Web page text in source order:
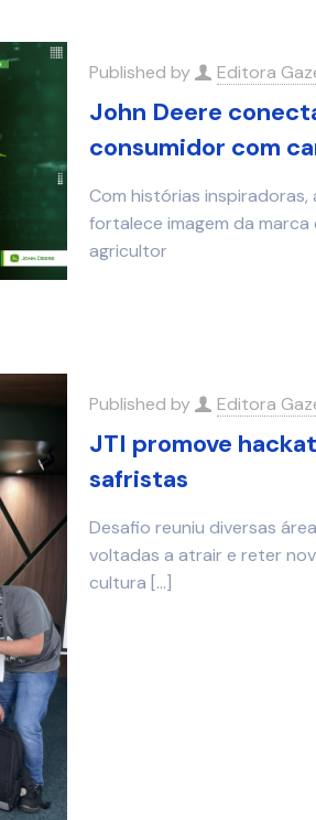
Published by Editora
John Deere
consumidor com
Com histórias inspiradoras,
fortalece imagem da
agricultor
Published by Editora
JTI promove
safristas
Desafio reuniu diversas
voltadas a atrair e reter
cultura […]